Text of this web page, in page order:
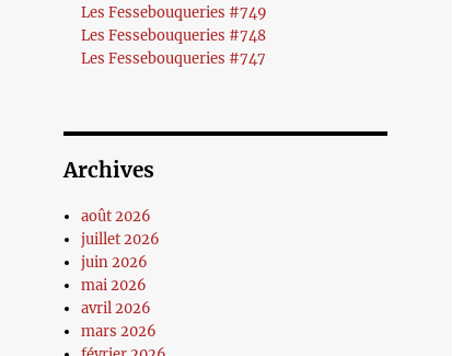
Les Fessebouqueries #749
Les Fessebouqueries #748
Les Fessebouqueries #747
Archives
août 2026
juillet 2026
juin 2026
mai 2026
avril 2026
mars 2026